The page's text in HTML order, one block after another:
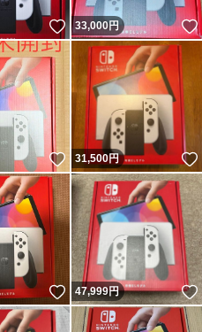
いいね！
33,000円
いいね！
31,500円
いいね！
47,999円